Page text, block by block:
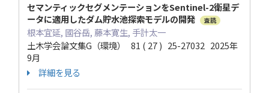
セマンティックセグメンテーションをSentinel-2衛星デ
ータに適用したダム貯水池探索モデルの開発
査読
根本宜延, 國谷岳, 藤本寛生, 手計太一
土木学会論文集G（環境） 81 ( 27 ) 25-27032 2025年
9月
詳細を見る